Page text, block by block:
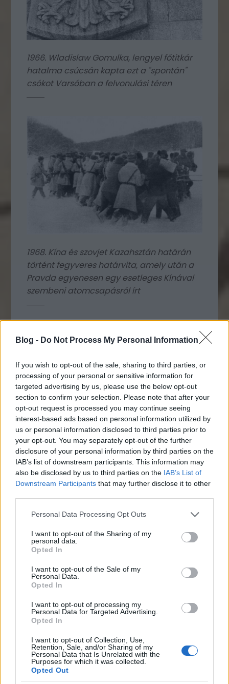
Blog - Do Not Process My Personal Information
If you wish to opt-out of the sale, sharing to third parties, or
processing of your personal or sensitive information for
targeted advertising by us, please use the below opt-out
section to confirm your selection. Please note that after your
opt-out request is processed you may continue seeing
interest-based ads based on personal information utilized by
us or personal information disclosed to third parties prior to
your opt-out. You may separately opt-out of the further
disclosure of your personal information by third parties on the
IAB’s list of downstream participants. This information may
also be disclosed by us to third parties on the IAB’s List of
Downstream Participants that may further disclose it to other
Please note that this website/app uses one or more Google
not limited to your visit or usage behaviour. You may click to
grant or deny consent to Google and its third-party tags to
use your data for below specified purposes in below Google
consent section.
Personal Data Processing Opt Outs
I want to opt-out of the Sharing of my
personal data.
Opted In
I want to opt-out of the Sale of my
Personal Data.
Opted In
I want to opt-out of processing my
Personal Data for Targeted Advertising.
Opted In
I want to opt-out of Collection, Use,
Retention, Sale, and/or Sharing of my
Personal Data that Is Unrelated with the
Purposes for which it was collected.
Opted Out
1966. Wladislaw Gomulka, lengyel főtitkár
hatalma csúcsán kapta ezt a "spontán"
csókot Varsóban a felvonulási téren
1968. Kína és szovjet Kazahsztán határán
történt fegyveres határvita, amely után a
Pravda egyenesen egy esetleges Kínával
szembeni atomcsapásról írt
1970. November 7-i felvonulás
Zsaporozsjében, Lenin-imitátorral és
1972. Rendőrök és gyanúsítottak a New